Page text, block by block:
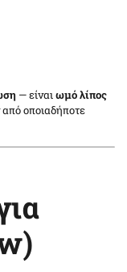
— είναιωμό λίπος
από οποιαδήποτε